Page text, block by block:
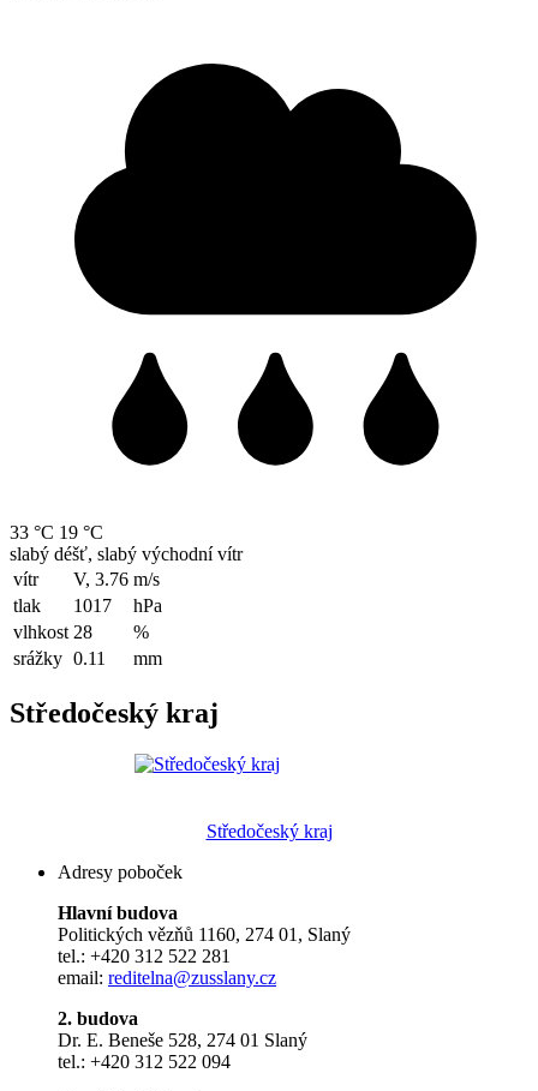
33 °C 19 °C
slabý déšť, slabý východní vítr
vítr
V, 3.76 m/s
tlak
1017
hPa
vlhkost 28
%
srážky 0.11 mm
Středočeský kraj
Středočeský kraj
Adresy poboček
Hlavní budova
Politických vězňů 1160, 274 01, Slaný
tel.: +420 312 522 281
email: reditelna@zusslany.cz
2. budova
Dr. E. Beneše 528, 274 01 Slaný
tel.: +420 312 522 094